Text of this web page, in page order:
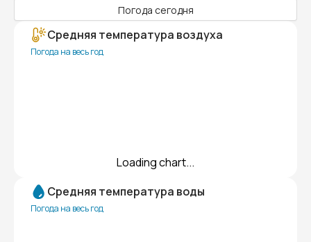
Погода сегодня
Средняя температура воздуха
Погода на весь год
Loading chart...
Средняя температура воды
Погода на весь год